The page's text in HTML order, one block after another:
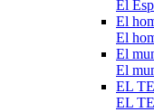
El
El
El
El
El
EL
EL